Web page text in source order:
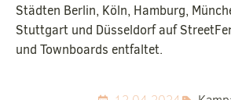
Städten Berlin, Köln, Hamburg,
Stuttgart und Düsseldorf auf
und Townboards entfaltet.